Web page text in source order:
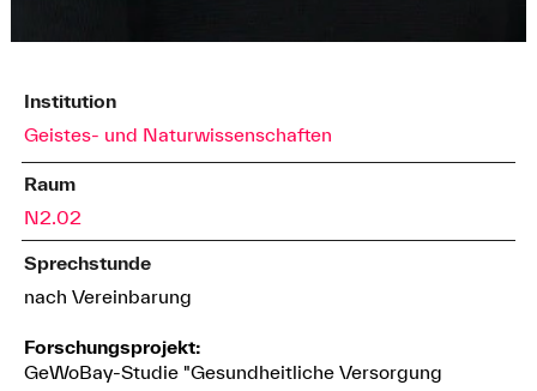
Institution
Geistes- und Naturwissenschaften
Raum
N2.02
Sprechstunde
nach Vereinbarung
Forschungsprojekt:
GeWoBay-Studie "Gesundheitliche Versorgung